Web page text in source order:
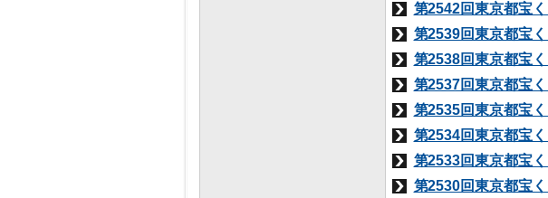
第2542回東京都宝
第2539回東京都宝
第2538回東京都宝
第2537回東京都宝
第2535回東京都宝
第2534回東京都宝
第2533回東京都宝
第2530回東京都宝